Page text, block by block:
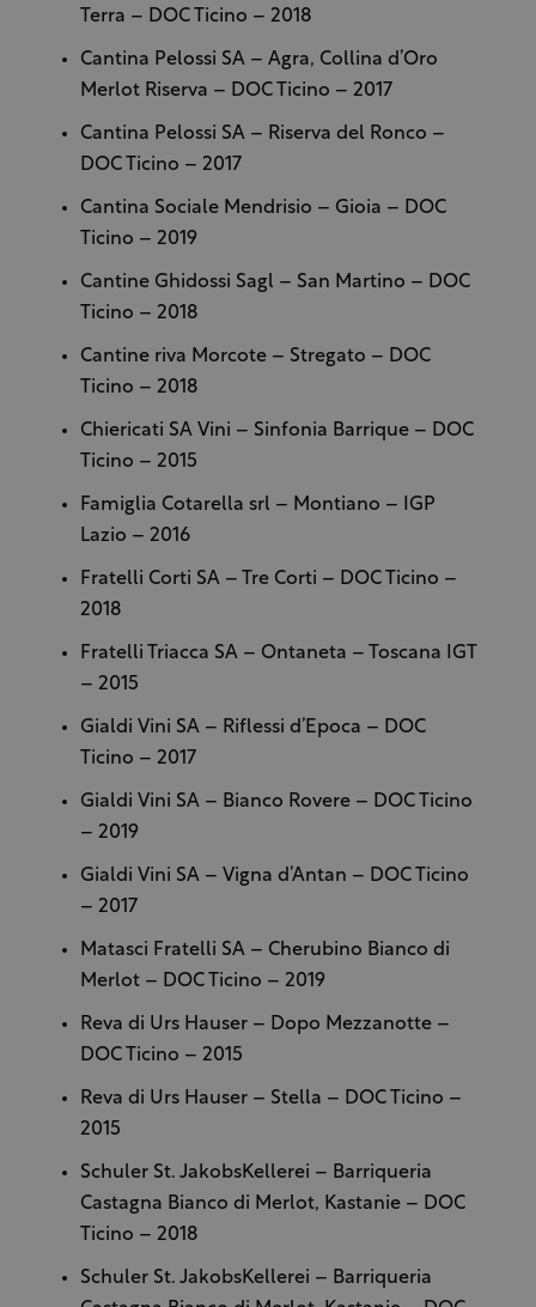
Terra – DOC Ticino – 2018
Cantina Pelossi SA – Agra, Collina d’Oro
Merlot Riserva – DOC Ticino – 2017
Cantina Pelossi SA – Riserva del Ronco –
DOC Ticino – 2017
Cantina Sociale Mendrisio – Gioia – DOC
Ticino – 2019
Cantine Ghidossi Sagl – San Martino – DOC
Ticino – 2018
Cantine riva Morcote – Stregato – DOC
Ticino – 2018
Chiericati SA Vini – Sinfonia Barrique – DOC
Ticino – 2015
Famiglia Cotarella srl – Montiano – IGP
Lazio – 2016
Fratelli Corti SA – Tre Corti – DOC Ticino –
2018
Fratelli Triacca SA – Ontaneta – Toscana IGT
– 2015
Gialdi Vini SA – Riflessi d’Epoca – DOC
Ticino – 2017
Gialdi Vini SA – Bianco Rovere – DOC Ticino
– 2019
Gialdi Vini SA – Vigna d’Antan – DOC Ticino
– 2017
Matasci Fratelli SA – Cherubino Bianco di
Merlot – DOC Ticino – 2019
Reva di Urs Hauser – Dopo Mezzanotte –
DOC Ticino – 2015
Reva di Urs Hauser – Stella – DOC Ticino –
2015
Schuler St. JakobsKellerei – Barriqueria
Castagna Bianco di Merlot, Kastanie – DOC
Ticino – 2018
Schuler St. JakobsKellerei – Barriqueria